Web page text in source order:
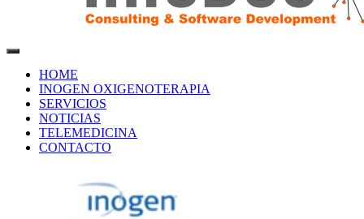
InfoDoc Consulting &
Software Development
HOME
INOGEN OXIGENOTERAPIA
SERVICIOS
NOTICIAS
TELEMEDICINA
CONTACTO